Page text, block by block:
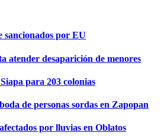
sancionados por EU
atender desaparición de menores
para 203 colonias
de personas sordas en Zapopan
por lluvias en Oblatos